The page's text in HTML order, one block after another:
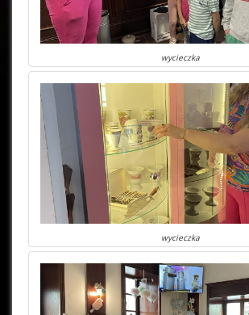
wycieczka
wycieczka